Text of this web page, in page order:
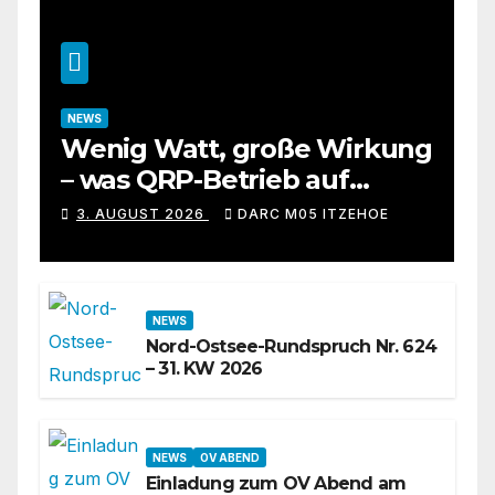
NEWS
Wenig Watt, große Wirkung
– was QRP-Betrieb auf
Kurzwelle wirklich kann
3. AUGUST 2026 DARC M05 ITZEHOE
NEWS
Nord-Ostsee-Rundspruch Nr. 624
– 31. KW 2026
NEWS OV ABEND
Einladung zum OV Abend am